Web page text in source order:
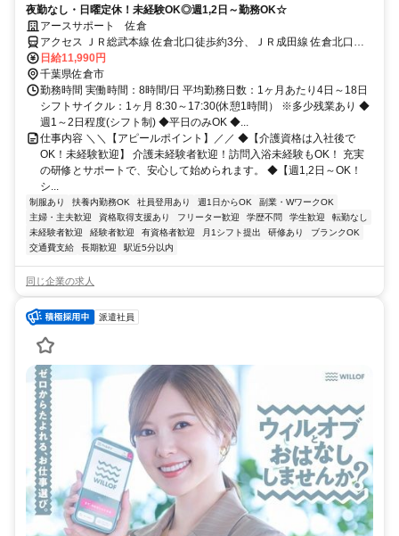
夜勤なし・日曜定休！未経験OK◎週1,2日～勤務OK☆
アースサポート 佐倉
アクセス ＪＲ総武本線 佐倉北口徒歩約3分、ＪＲ成田線 佐倉北口徒
歩約3分、京成本線 京成佐倉南口徒歩約23分
日給11,990円
千葉県佐倉市
勤務時間 実働時間：8時間/日 平均勤務日数：1ヶ月あたり4日～18日
シフトサイクル：1ヶ月 8:30～17:30(休憩1時間） ※多少残業あり ◆
週1～2日程度(シフト制) ◆平日のみOK ◆...
仕事内容 ＼＼【アピールポイント】／／ ◆【介護資格は入社後で
OK！未経験歓迎】 介護未経験者歓迎！訪問入浴未経験もOK！ 充実
の研修とサポートで、安心して始められます。 ◆【週1,2日～OK！
シ...
制服あり 扶養内勤務OK 社員登用あり 週1日からOK
副業・WワークOK
主婦・主夫歓迎
資格取得支援あり フリーター歓迎 学歴不問 学生歓迎
転勤なし
未経験者歓迎
経験者歓迎 有資格者歓迎 月1シフト提出 研修あり
ブランクOK
交通費支給
長期歓迎 駅近5分以内
同じ企業の求人
派遣社員